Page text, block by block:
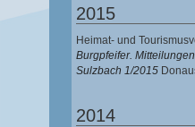
2015
Heimat- und
Burgpfeifer.
Sulzbach 1/2015
2014